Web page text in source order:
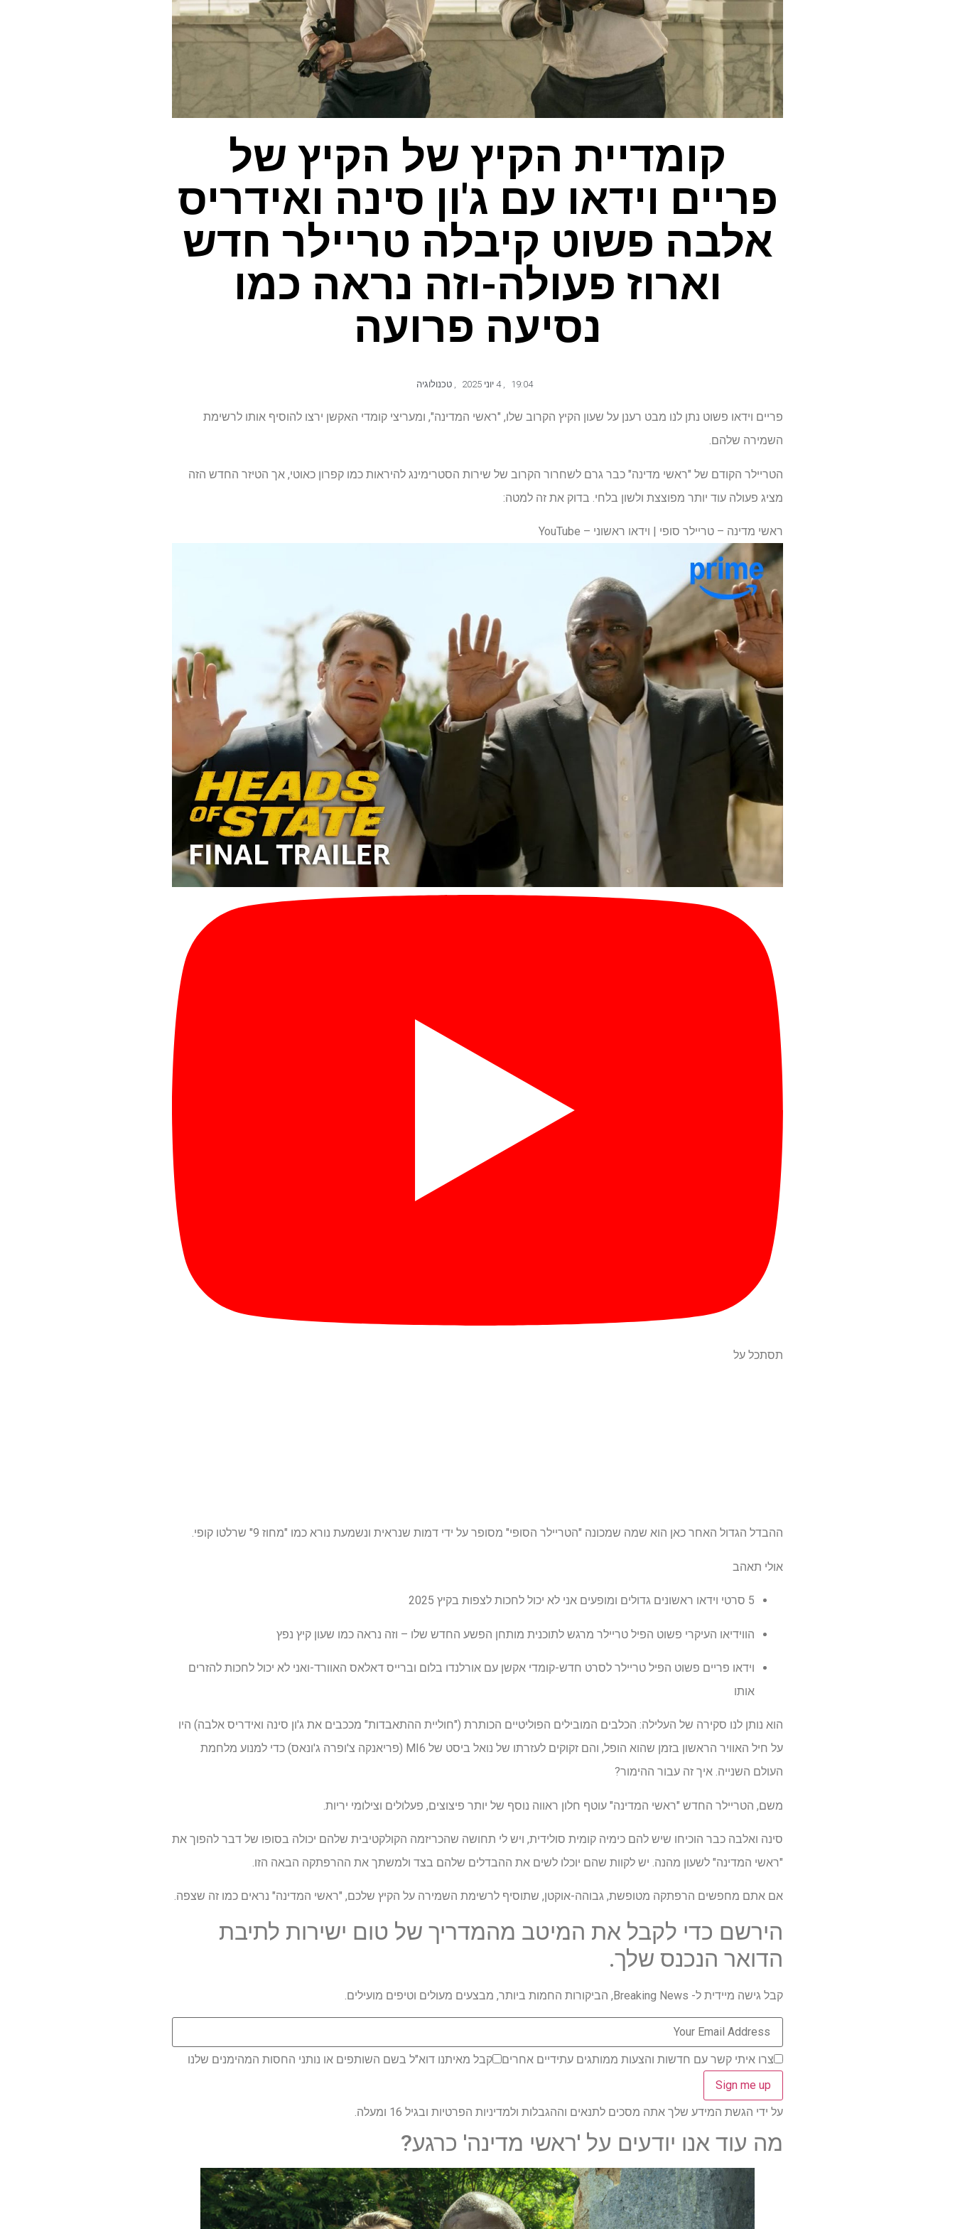
קומדיית הקיץ של הקיץ של
פריים וידאו עם ג'ון סינה ואידריס
אלבה פשוט קיבלה טריילר חדש
וארוז פעולה-וזה נראה כמו
נסיעה פרועה
19:04
, 4 יוני 2025 , טכנולוגיה
פריים וידאו פשוט נתן לנו מבט רענן על שעון הקיץ הקרוב שלו, "ראשי המדינה", ומעריצי קומדי האקשן ירצו להוסיף אותו לרשימת
השמירה שלהם.
הטריילר הקודם של "ראשי מדינה" כבר גרם לשחרור הקרוב של שירות הסטרימינג להיראות כמו קפרון כאוטי, אך הטיזר החדש הזה
מציג פעולה עוד יותר מפוצצת ולשון בלחי. בדוק את זה למטה:
ראשי מדינה – טריילר סופי | וידאו ראשוני – YouTube
תסתכל על
ההבדל הגדול האחר כאן הוא שמה שמכונה "הטריילר הסופי" מסופר על ידי דמות שנראית ונשמעת נורא כמו "מחוז 9" שרלטו קופי.
אולי תאהב
5 סרטי וידאו ראשונים גדולים ומופעים אני לא יכול לחכות לצפות בקיץ 2025
הווידיאו העיקרי פשוט הפיל טריילר מרגש לתוכנית מותחן הפשע החדש שלו – וזה נראה כמו שעון קיץ נפץ
וידאו פריים פשוט הפיל טריילר לסרט חדש-קומדי אקשן עם אורלנדו בלום וברייס דאלאס האוורד-ואני לא יכול לחכות להזרים
אותו
הוא נותן לנו סקירה של העלילה: הכלבים המובילים הפוליטיים הכותרת ("חוליית ההתאבדות" מככבים את ג'ון סינה ואידריס אלבה) היו
על חיל האוויר הראשון בזמן שהוא הופל, והם זקוקים לעזרתו של נואל ביסט של MI6 (פריאנקה צ'ופרה ג'ונאס) כדי למנוע מלחמת
העולם השנייה. איך זה עבור ההימור?
משם, הטריילר החדש "ראשי המדינה" עוטף חלון ראווה נוסף של יותר פיצוצים, פעלולים וצילומי יריות.
סינה ואלבה כבר הוכיחו שיש להם כימיה קומית סולידית, ויש לי תחושה שהכריזמה הקולקטיבית שלהם יכולה בסופו של דבר להפוך את
"ראשי המדינה" לשעון מהנה. יש לקוות שהם יוכלו לשים את ההבדלים שלהם בצד ולמשתך את ההרפתקה הבאה הזו.
אם אתם מחפשים הרפתקה מטופשת, גבוהה-אוקטן, שתוסיף לרשימת השמירה על הקיץ שלכם, "ראשי המדינה" נראים כמו זה שצפה.
הירשם כדי לקבל את המיטב מהמדריך של טום ישירות לתיבת
הדואר הנכנס שלך.
קבל גישה מיידית ל- Breaking News, הביקורות החמות ביותר, מבצעים מעולים וטיפים מועילים.
צרו איתי קשר עם חדשות והצעות ממותגים עתידיים אחרים קבל מאיתנו דוא"ל בשם השותפים או נותני החסות המהימנים שלנו
על ידי הגשת המידע שלך אתה מסכים לתנאים וההגבלות ולמדיניות הפרטיות ובגיל 16 ומעלה.
מה עוד אנו יודעים על 'ראשי מדינה' כרגע?